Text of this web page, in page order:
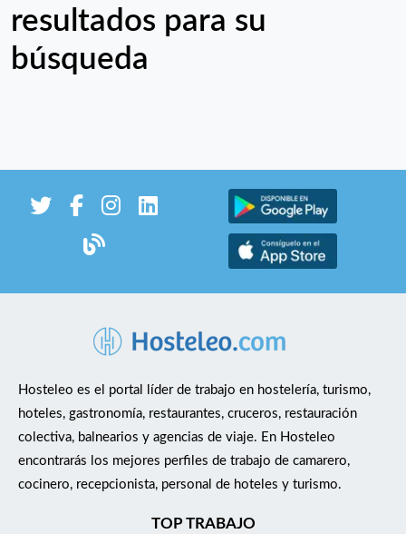
resultados para su
búsqueda
Hosteleo es el portal líder de trabajo en hostelería, turismo,
hoteles, gastronomía, restaurantes, cruceros, restauración
colectiva, balnearios y agencias de viaje. En Hosteleo
encontrarás los mejores perfiles de trabajo de camarero,
cocinero, recepcionista, personal de hoteles y turismo.
TOP TRABAJO